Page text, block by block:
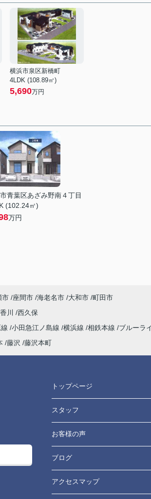
横浜市泉区新橋町
4LDK (108.89㎡)
5,690万円
青葉区あざみ野南４丁目
(102.24㎡)
万円
市 座間市 海老名市 大和市 町田市
香川
西久保
小田急江ノ島線 横浜線 相鉄本線
ブルーラ
藤沢 藤沢本町
トップページ
スタッフ
お客様の声
ブログ
アクセスマップ